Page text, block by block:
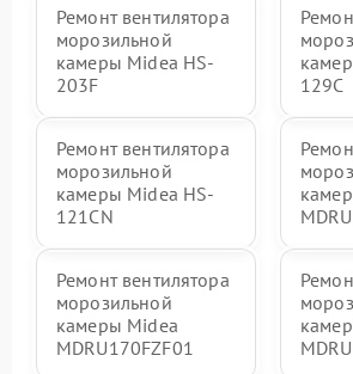
Ремонт вентилятора
морозильной
камеры Midea HS-
203F
129C
Ремонт вентилятора
морозильной
камеры Midea HS-
121CN
Ремонт вентилятора
морозильной
камеры Midea
MDRU170FZF01